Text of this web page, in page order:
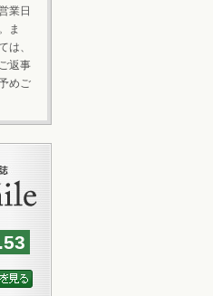
業日
ま
は、
返事
めご